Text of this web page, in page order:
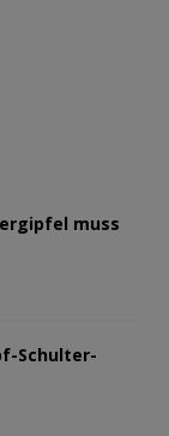
muss
Schulter-